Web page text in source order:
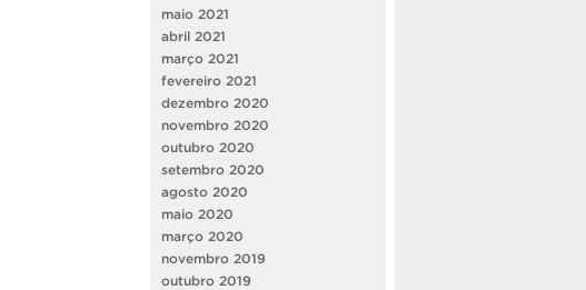
maio 2021
abril 2021
março 2021
fevereiro 2021
dezembro 2020
novembro 2020
outubro 2020
setembro 2020
agosto 2020
maio 2020
março 2020
novembro 2019
outubro 2019